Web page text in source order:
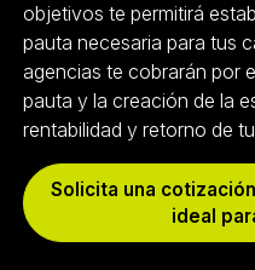
objetivos te permitirá
pauta necesaria para tus
agencias te cobrarán por
pauta y la creación de la
rentabilidad y retorno de
Solicita una
ideal